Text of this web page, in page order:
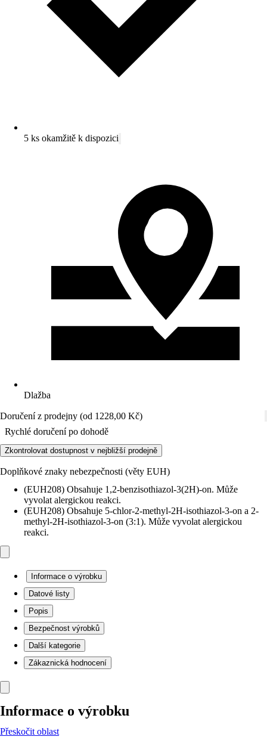
5 ks okamžitě k dispozici
Dlažba
Doručení z prodejny (od 1228,00 Kč)
Rychlé doručení po dohodě
Zkontrolovat dostupnost v nejbližší prodejně
Doplňkové znaky nebezpečnosti (věty EUH)
(EUH208) Obsahuje 1,2-benzisothiazol-3(2H)-on. Může
vyvolat alergickou reakci.
(EUH208) Obsahuje 5-chlor-2-methyl-2H-isothiazol-3-on a 2-
methyl-2H-isothiazol-3-on (3:1). Může vyvolat alergickou
reakci.
Informace o výrobku
Datové listy
Popis
Bezpečnost výrobků
Další kategorie
Zákaznická hodnocení
Informace o výrobku
Přeskočit oblast